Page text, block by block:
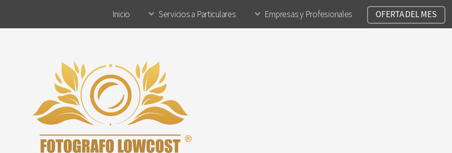
Inicio Servicios a Particulares Empresas y Profesionales OFERTA DEL MES